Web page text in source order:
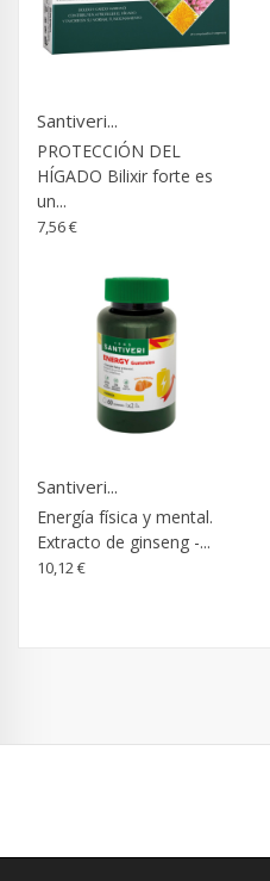
Santiveri...
PROTECCIÓN DEL
HÍGADO Bilixir forte es
un...
7,56 €
Santiveri...
Energía física y mental.
Extracto de ginseng -...
10,12 €